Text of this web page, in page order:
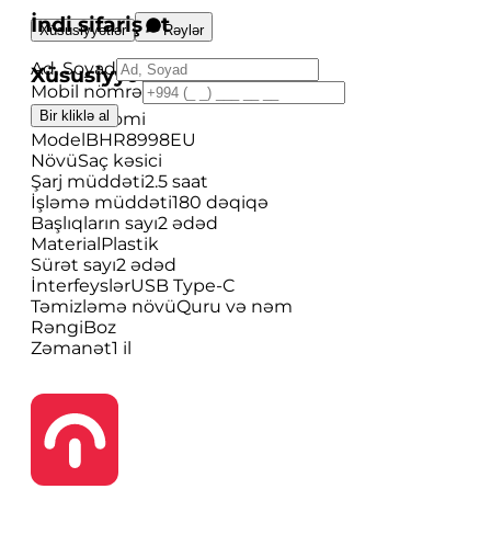
İndi sifariş et
Ad, Soyad
Mobil nömrə
Bir kliklə al
Xüsusiyyətlər Rəylər
Xüsusiyyətlər
BrendXiaomi
ModelBHR8998EU
NövüSaç kəsici
Şarj müddəti2.5 saat
İşləmə müddəti180 dəqiqə
Başlıqların sayı2 ədəd
MaterialPlastik
Sürət sayı2 ədəd
İnterfeyslərUSB Type-C
Təmizləmə növüQuru və nəm
RəngiBoz
Zəmanət1 il